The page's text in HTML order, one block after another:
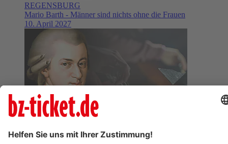
REGENSBURG
Mario Barth - Männer sind nichts ohne die Frauen
10. April 2027